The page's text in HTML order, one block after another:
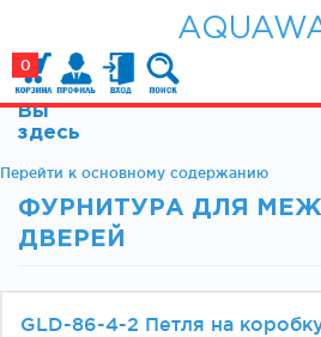
Перейти к основному содержанию
0
КАТАЛОГ
Фурнитура для раздвижных
Фурнитура для раздвижных
механизмы)
АКЦИИ
ПАРТНЕРСТВО
Вы
здесь
ФУРНИТУРА ДЛЯ
ДВЕРЕЙ
GLD-86-4-2 Петля на